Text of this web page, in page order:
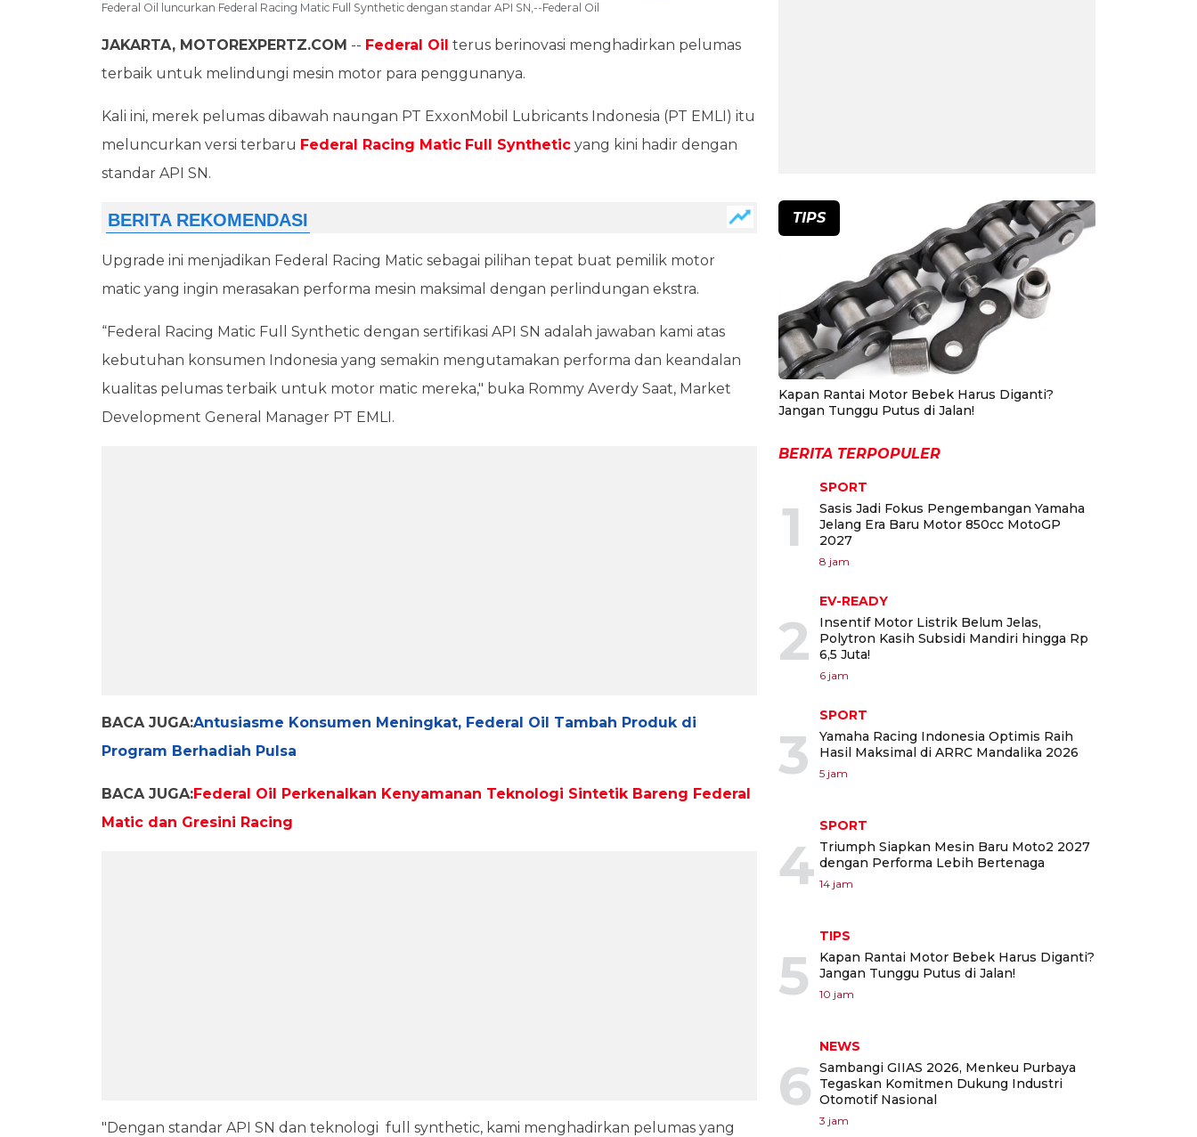
Federal Oil luncurkan Federal Racing Matic Full Synthetic dengan standar API SN,--Federal Oil
JAKARTA, MOTOREXPERTZ.COM -- Federal Oil terus berinovasi menghadirkan pelumas
terbaik untuk melindungi mesin motor para penggunanya.
Kali ini, merek pelumas dibawah naungan PT ExxonMobil Lubricants Indonesia (PT EMLI) itu
meluncurkan versi terbaru Federal Racing Matic Full Synthetic yang kini hadir dengan
standar API SN.
Upgrade ini menjadikan Federal Racing Matic sebagai pilihan tepat buat pemilik motor
matic yang ingin merasakan performa mesin maksimal dengan perlindungan ekstra.
“Federal Racing Matic Full Synthetic dengan sertifikasi API SN adalah jawaban kami atas
kebutuhan konsumen Indonesia yang semakin mengutamakan performa dan keandalan
kualitas pelumas terbaik untuk motor matic mereka," buka Rommy Averdy Saat, Market
Development General Manager PT EMLI.
BACA JUGA:Antusiasme Konsumen Meningkat, Federal Oil Tambah Produk di
Program Berhadiah Pulsa
BACA JUGA:Federal Oil Perkenalkan Kenyamanan Teknologi Sintetik Bareng Federal
Matic dan Gresini Racing
"Dengan standar API SN dan teknologi full synthetic, kami menghadirkan pelumas yang
TIPS
Kapan Rantai Motor Bebek Harus Diganti?
Jangan Tunggu Putus di Jalan!
BERITA TERPOPULER
1
SPORT
Sasis Jadi Fokus Pengembangan Yamaha
Jelang Era Baru Motor 850cc MotoGP
2027
8 jam
2
EV-READY
Insentif Motor Listrik Belum Jelas,
Polytron Kasih Subsidi Mandiri hingga Rp
6,5 Juta!
6 jam
3
SPORT
Yamaha Racing Indonesia Optimis Raih
Hasil Maksimal di ARRC Mandalika 2026
5 jam
4
SPORT
Triumph Siapkan Mesin Baru Moto2 2027
dengan Performa Lebih Bertenaga
14 jam
5
TIPS
Kapan Rantai Motor Bebek Harus Diganti?
Jangan Tunggu Putus di Jalan!
10 jam
6
NEWS
Sambangi GIIAS 2026, Menkeu Purbaya
Tegaskan Komitmen Dukung Industri
Otomotif Nasional
3 jam